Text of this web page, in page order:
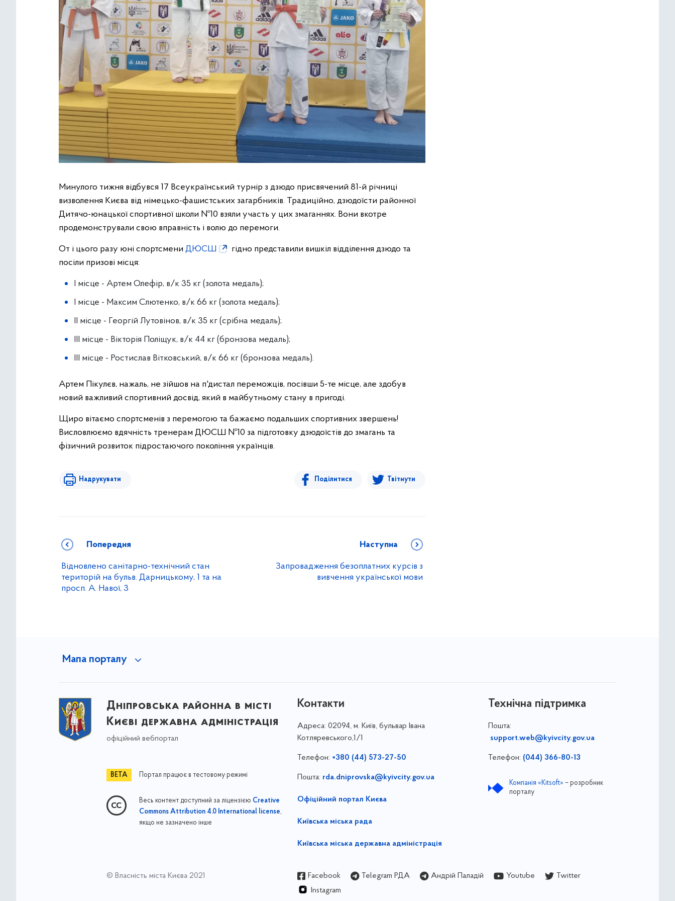
Минулого тижня відбувся 17 Всеукраїнський турнір з дзюдо присвячений 81-й річниці
визволення Києва від німецько-фашистських загарбників. Традиційно, дзюдоїсти районної
Дитячо-юнацької спортивної школи №10 взяли участь у цих змаганнях. Вони вкотре
продемонстрували свою вправність і волю до перемоги.
От і цього разу юні спортсмени ДЮСШ
гідно представили вишкіл відділення дзюдо та
посіли призові місця:
I місце - Артем Олефір, в/к 35 кг (золота медаль);
I місце - Максим Слютенко, в/к 66 кг (золота медаль);
II місце - Георгій Лутовінов, в/к 35 кг (срібна медаль);
III місце - Вікторія Поліщук, в/к 44 кг (бронзова медаль);
III місце - Ростислав Вітковський, в/к 66 кг (бронзова медаль).
Артем Пікулєв, нажаль, не зійшов на п'дистал переможців, посівши 5-те місце, але здобув
новий важливий спортивний досвід, який в майбутньому стану в пригоді.
Щиро вітаємо спортсменів з перемогою та бажаємо подальших спортивних звершень!
Висловлюємо вдячність тренерам ДЮСШ №10 за підготовку дзюдоїстів до змагань та
фізичний розвиток підростаючого покоління українців.
Надрукувати Поділитися Твітнути
Попередня
Відновлено санітарно-технічний стан
територій на бульв. Дарницькому, 1 та на
просп. А. Навої, 3
Наступна
Запровадження безоплатних курсів з
вивчення української мови
Мапа порталу
Дніпровська районна в місті
Києві державна адміністрація
офіційний вебпортал
Портал працює в тестовому режимі
Весь контент доступний за ліцензією Creative
Commons Attribution 4.0 International license,
якщо не зазначено інше
Контакти
Адреса: 02094, м. Київ, бульвар Івана
Котляревського,1/1
Телефон: +380 (44) 573-27-50
Пошта: rda.dniprovska@kyivcity.gov.ua
Офіційний портал Києва
Київська міська рада
Київська міська державна адміністрація
Технічна підтримка
Пошта:
support.web@kyivcity.gov.ua
Телефон: (044) 366-80-13
Компанія «Kitsoft» – розробник
порталу
© Власність міста Києва 2021 Facebook Telegram РДА Андрій Паладій Youtube
Twitter
Instagram